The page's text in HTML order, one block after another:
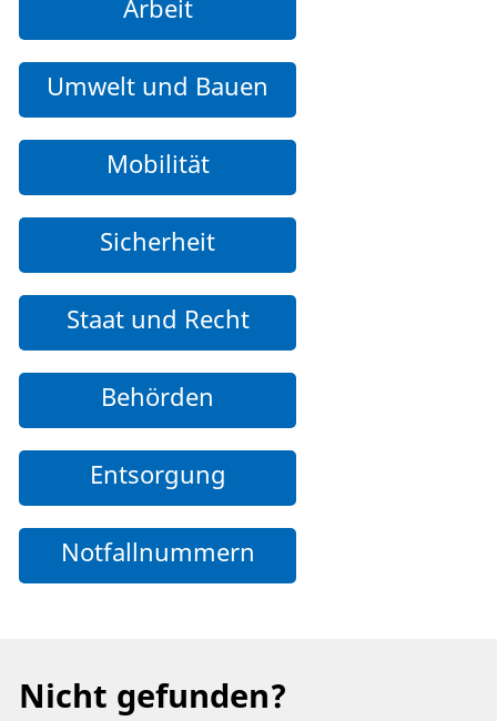
Arbeit
Umwelt und Bauen
Mobilität
Sicherheit
Staat und Recht
Behörden
Entsorgung
Notfallnummern
Nicht gefunden?